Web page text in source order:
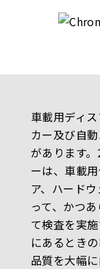
車載用ディ
カー及び自
があります
ーは、車載
ア、ハード
って、かつ
て検査を実
にあるとき
品質を大幅